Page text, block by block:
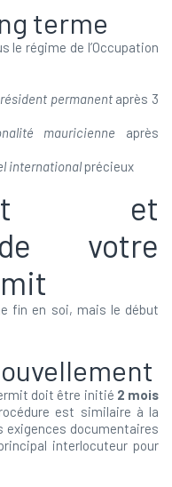
terme
le régime de l’Occupation
permanentaprès 3
mauricienne après
international précieux
et
votre
fin en soi, mais le début
doit être initié 2 mois
est similaire à la
documentaires
interlocuteur pour